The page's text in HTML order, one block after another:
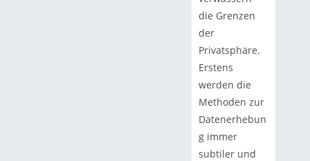
die Grenzen
der
Privatsphäre.
Erstens
werden die
Methoden zur
Datenerhebun
g immer
subtiler und